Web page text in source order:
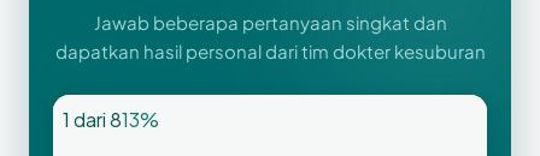
Jawab beberapa pertanyaan singkat dan
dapatkan hasil personal dari tim dokter kesuburan